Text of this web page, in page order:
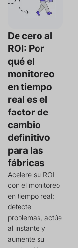
De cero al
ROI: Por
qué el
monitoreo
en tiempo
real es el
factor de
cambio
definitivo
para las
fábricas
Acelere su ROI
con el monitoreo
en tiempo real:
detecte
problemas, actúe
al instante y
aumente su